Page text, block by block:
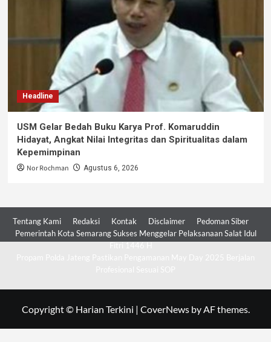
Headline
USM Gelar Bedah Buku Karya Prof. Komaruddin
Hidayat, Angkat Nilai Integritas dan Spiritualitas dalam
Kepemimpinan
Nor Rochman Agustus 6, 2026
Tentang Kami Redaksi Kontak Disclaimer
Pedoman Siber
Pemerintah Kota Semarang Sukses Menggelar Pelaksanaan Salat Idul
Copyright © Harian Terkini | CoverNewsby AF themes.